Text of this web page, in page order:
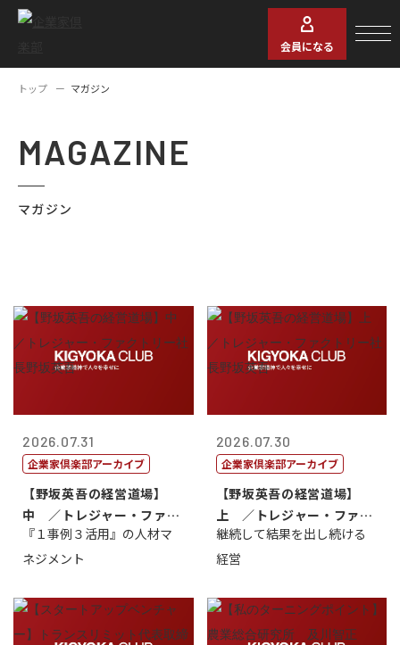
会員になる
トップ マガジン
MAGAZINE
マガジン
2026.07.31
企業家倶楽部アーカイブ
【野坂英吾の経営道場】
中 ／トレジャー・ファク
トリー社長野坂...
『１事例３活用』の人材マ
ネジメント
2026.07.30
企業家倶楽部アーカイブ
【野坂英吾の経営道場】
上 ／トレジャー・ファク
トリー社長野坂...
継続して結果を出し続ける
経営